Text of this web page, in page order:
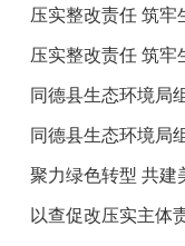
压实整改责任 筑
召开生态环保督察
压实整改责任 筑
召开生态环保督察
同德县生态环境局
题宣传活动
同德县生态环境局
题宣传活动
聚力绿色转型 共
2026年六五环境
以查促改压实主体